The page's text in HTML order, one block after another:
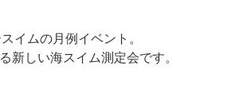
イムの月例イベント。
しい海スイム測定会です。